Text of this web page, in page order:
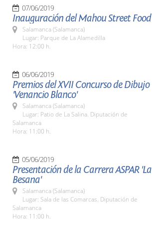
07/06/2019
Inauguración del Mahou Street Food
Salamanca (Salamanca)
Lugar: Parque de La Alamedilla
Hora: 12:00 h.
06/06/2019
Premios del XVII Concurso de Dibujo
'Venancio Blanco'
Salamanca (Salamanca)
Lugar: Patio de La Salina. Diputación de
Salamanca
Hora: 11:00 h.
05/06/2019
Presentación de la Carrera ASPAR 'La
Besana'
Salamanca (Salamanca)
Lugar: Sala de las Comarcas. Diputación de
Salamanca
Hora: 11:00 h.